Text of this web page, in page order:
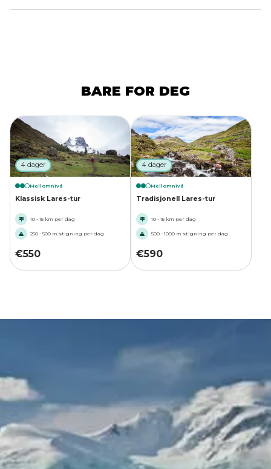
BARE FOR DEG
4 dager
Mellomnivå
Klassisk Lares-tur
10 - 15 km per dag
250 - 500 m stigning per dag
€550
4 dager
Mellomnivå
Tradisjonell Lares-tur
10 - 15 km per dag
500 - 1000 m stigning per dag
€590